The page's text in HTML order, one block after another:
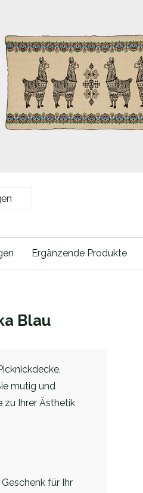
Ergänzende Produkte
Blau
mutig und
zu Ihrer Ästhetik
für Ihr